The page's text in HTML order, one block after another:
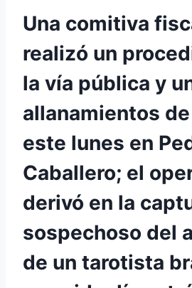
Una comitiva
realizó un
la vía pública y
allanamientos
este lunes en
Caballero; el
derivó en la
sospechoso del
de un tarotista